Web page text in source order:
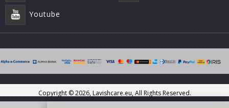
Youtube
Copyright ©2026, Lavishcare.eu, All Rights Reserved.